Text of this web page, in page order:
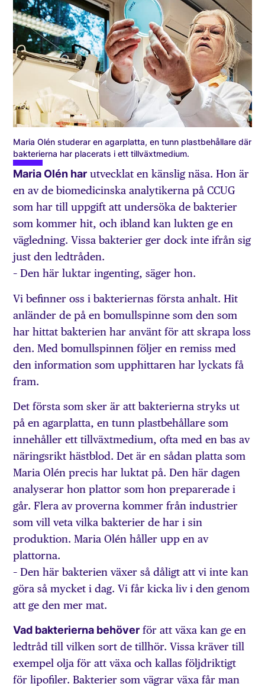
Maria Olén studerar en agarplatta, en tunn plastbehållare där
bakterierna har placerats i ett tillväxtmedium.
Maria Olén har utvecklat en känslig näsa. Hon är
en av de biomedicinska analytikerna på CCUG
som har till uppgift att undersöka de bakterier
som kommer hit, och ibland kan lukten ge en
vägledning. Vissa bakterier ger dock inte ifrån sig
just den ledtråden.
– Den här luktar ingenting, säger hon.
Vi befinner oss i bakteriernas första anhalt. Hit
anländer de på en bomullspinne som den som
har hittat bakterien har använt för att skrapa loss
den. Med bomullspinnen följer en remiss med
den information som upphittaren har lyckats få
fram.
Det första som sker är att bakterierna stryks ut
på en agarplatta, en tunn plastbehållare som
innehåller ett tillväxtmedium, ofta med en bas av
näringsrikt hästblod. Det är en sådan platta som
Maria Olén precis har luktat på. Den här dagen
analyserar hon plattor som hon preparerade i
går. Flera av proverna kommer från industrier
som vill veta vilka bakterier de har i sin
produktion. Maria Olén håller upp en av
plattorna.
– Den här bakterien växer så dåligt att vi inte kan
göra så mycket i dag. Vi får kicka liv i den genom
att ge den mer mat.
Vad bakterierna behöver för att växa kan ge en
ledtråd till vilken sort de tillhör. Vissa kräver till
exempel olja för att växa och kallas följdriktigt
för lipofiler. Bakterier som vägrar växa får man